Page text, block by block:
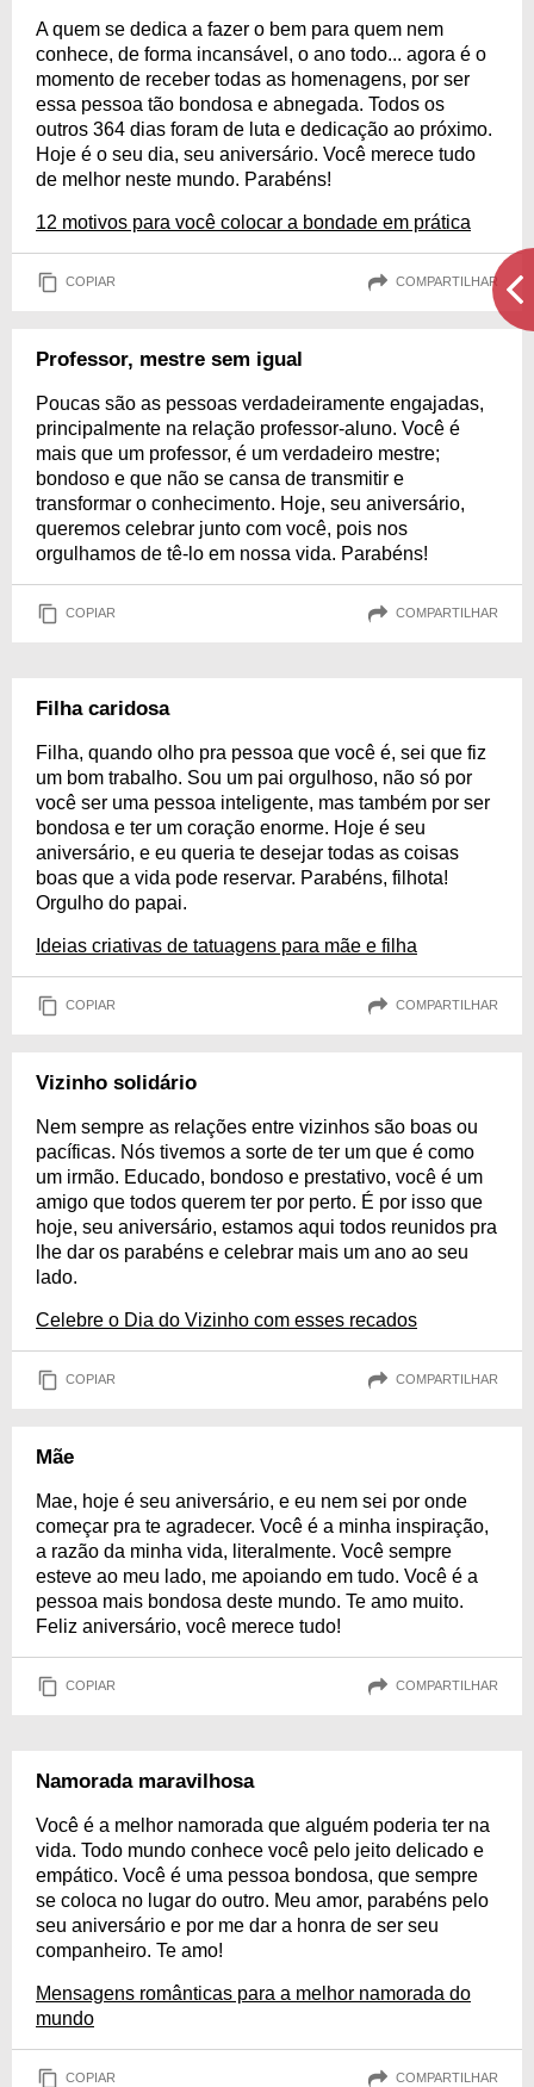
A quem se dedica a fazer o bem para quem nem
conhece, de forma incansável, o ano todo... agora é o
momento de receber todas as homenagens, por ser
essa pessoa tão bondosa e abnegada. Todos os
outros 364 dias foram de luta e dedicação ao próximo.
Hoje é o seu dia, seu aniversário. Você merece tudo
de melhor neste mundo. Parabéns!
12 motivos para você colocar a bondade em prática
COPIAR COMPARTILHAR
Professor, mestre sem igual
Poucas são as pessoas verdadeiramente engajadas,
principalmente na relação professor-aluno. Você é
mais que um professor, é um verdadeiro mestre;
bondoso e que não se cansa de transmitir e
transformar o conhecimento. Hoje, seu aniversário,
queremos celebrar junto com você, pois nos
orgulhamos de tê-lo em nossa vida. Parabéns!
COPIAR COMPARTILHAR
Filha caridosa
Filha, quando olho pra pessoa que você é, sei que fiz
um bom trabalho. Sou um pai orgulhoso, não só por
você ser uma pessoa inteligente, mas também por ser
bondosa e ter um coração enorme. Hoje é seu
aniversário, e eu queria te desejar todas as coisas
boas que a vida pode reservar. Parabéns, filhota!
Orgulho do papai.
Ideias criativas de tatuagens para mãe e filha
COPIAR COMPARTILHAR
Vizinho solidário
Nem sempre as relações entre vizinhos são boas ou
pacíficas. Nós tivemos a sorte de ter um que é como
um irmão. Educado, bondoso e prestativo, você é um
amigo que todos querem ter por perto. É por isso que
hoje, seu aniversário, estamos aqui todos reunidos pra
lhe dar os parabéns e celebrar mais um ano ao seu
lado.
Celebre o Dia do Vizinho com esses recados
COPIAR COMPARTILHAR
Mãe
Mae, hoje é seu aniversário, e eu nem sei por onde
começar pra te agradecer. Você é a minha inspiração,
a razão da minha vida, literalmente. Você sempre
esteve ao meu lado, me apoiando em tudo. Você é a
pessoa mais bondosa deste mundo. Te amo muito.
Feliz aniversário, você merece tudo!
COPIAR COMPARTILHAR
Namorada maravilhosa
Você é a melhor namorada que alguém poderia ter na
vida. Todo mundo conhece você pelo jeito delicado e
empático. Você é uma pessoa bondosa, que sempre
se coloca no lugar do outro. Meu amor, parabéns pelo
seu aniversário e por me dar a honra de ser seu
companheiro. Te amo!
Mensagens românticas para a melhor namorada do
mundo
COPIAR COMPARTILHAR